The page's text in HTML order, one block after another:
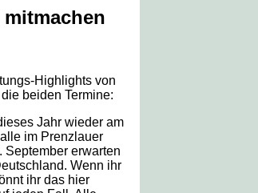
Highlights von
beiden Termine:
Jahr wieder am
im Prenzlauer
September erwarten
Wenn ihr
ihr das hier